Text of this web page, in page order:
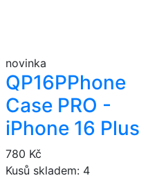
novinka
QP16PPhone
Case PRO -
iPhone 16 Plus
780 Kč
Kusů skladem: 4